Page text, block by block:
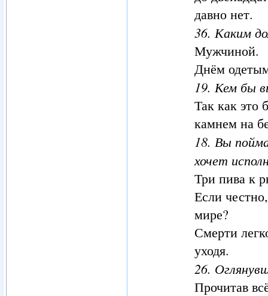
давно нет.
36. Каким
Мужчиной.
Днём
19. Кем бы
Так как это
камнем на
18. Вы
хочет
Три пива к
Если
мире?
Смерти
уходя.
26.
Прочитав